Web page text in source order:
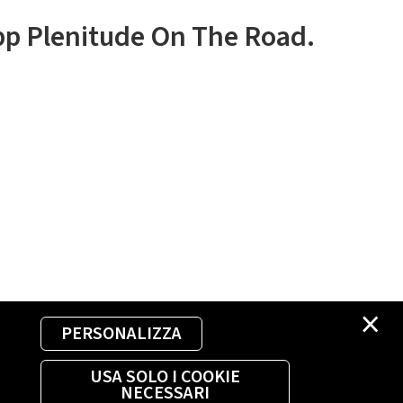
×
PERSONALIZZA
USA SOLO I COOKIE
NECESSARI
Plenitude On The Road.